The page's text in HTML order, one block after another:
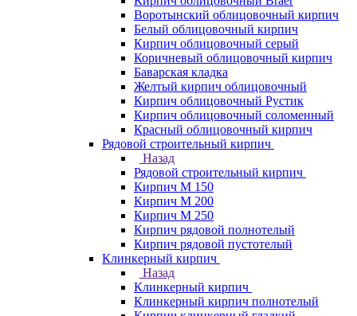
Воротынский облицовочный кирпич
Белый облицовочный кирпич
Кирпич облицовочный серый
Коричневый облицовочный кирпич
Баварская кладка
Желтый кирпич облицовочный
Кирпич облицовочный Рустик
Кирпич облицовочный соломенный
Красный облицовочный кирпич
Рядовой строительный кирпич
Назад
Рядовой строительный кирпич
Кирпич М 150
Кирпич М 200
Кирпич М 250
Кирпич рядовой полнотелый
Кирпич рядовой пустотелый
Клинкерный кирпич
Назад
Клинкерный кирпич
Клинкерный кирпич полнотелый